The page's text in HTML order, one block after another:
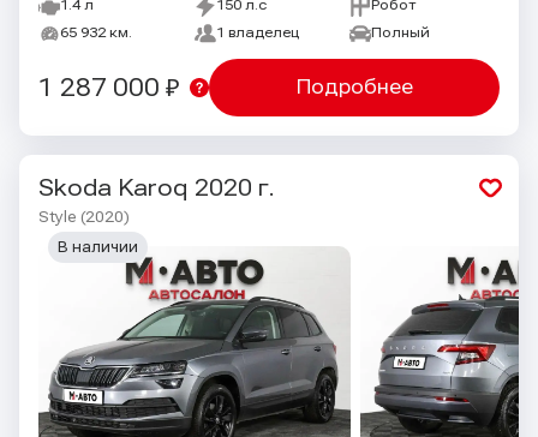
1.4 л 150 л.с
Робот
65 932 км.
1 владелец Полный
Подробнее
1 287 000 ₽
Skoda Karoq 2020 г.
Style (2020)
В наличии